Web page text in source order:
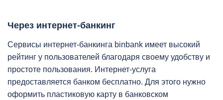
Через интернет-банкинг
Сервисы интернет-банкинга binbank имеет высокий
рейтинг у пользователей благодаря своему удобству и
простоте пользования. Интернет-услуга
предоставляется банком бесплатно. Для этого нужно
оформить пластиковую карту в банковском